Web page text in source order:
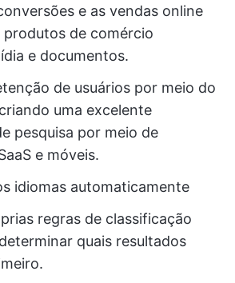
e as vendas online
produtos de comércio
e documentos.
de usuários por meio do
uma excelente
pesquisa por meio de
e móveis.
idiomas automaticamente
regras de classificação
quais resultados